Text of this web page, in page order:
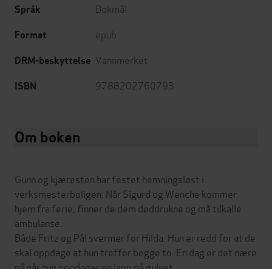
Språk Bokmål
Format epub
DRM-beskyttelse Vannmerket
ISBN 9788202760793
Om boken
Gunn og kjæresten har festet hemningsløst i
verksmesterboligen. Når Sigurd og Wenche kommer
hjem fra ferie, finner de dem døddrukne og må tilkalle
ambulanse.
Både Fritz og Pål svermer for Hilda. Hun er redd for at de
skal oppdage at hun treffer begge to. En dag er det nære
på når hun oppdager en lapp på gulvet.